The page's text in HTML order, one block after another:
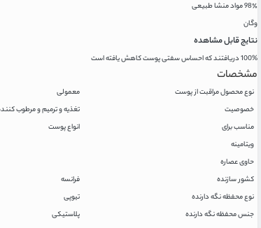
98٪ مواد منشا طبیعی
وگان
نتایج قابل مشاهده
100% دریافتند که احساس سفتی پوست کاهش یافته است
مشخصات
نوع محصول مراقبت از پوست
معمولی
خصوصیت
تغذیه و ترمیم و مرطوب
مناسب برای
انواع پوست
ویتامینه
حاوی عصاره
کشور سازنده
فرانسه
نوع محفظه نگه دارنده
تیوپی
جنس محفظه نگه دارنده
پلاستیکی